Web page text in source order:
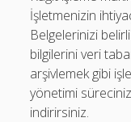
İşletmenizin
Belgelerinizi
bilgilerini veri
arşivlemek gibi
yönetimi
indirirsiniz.